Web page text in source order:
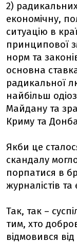
2)
економічну,
ситуацію в
принципової
норм та
основна
радикальної
найбільш
Майдану та
Криму та
Якби це
скандалу
порпатися в
журналістів та
Так, так –
тим, хто
відмовився